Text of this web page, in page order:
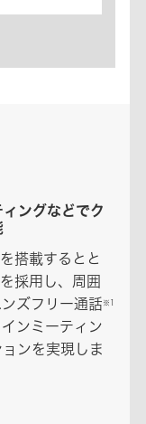
ングなどでク
搭載するとと
採用し、周囲
ズフリー通話 ※1
ンミーティン
ンを実現しま